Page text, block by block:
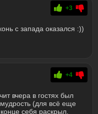
+3
с запада оказался :))
+4
вчера в гостях был
(для всё еще
себя раскрыл,